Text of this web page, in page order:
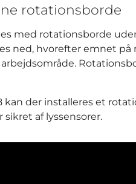
rotationsborde
med rotationsborde
ned, hvorefter emnet
kan der installeres et
af lyssensorer.